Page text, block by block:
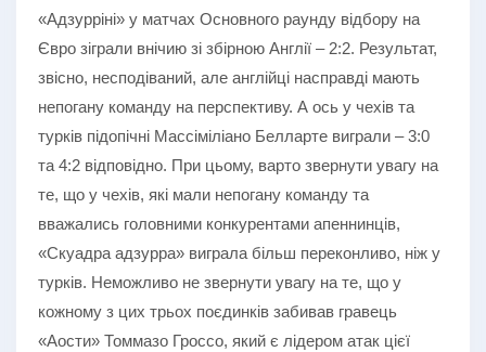
«Адзурріні» у матчах Основного раунду відбору на
Євро зіграли внічию зі збірною Англії – 2:2. Результат,
звісно, несподіваний, але англійці насправді мають
непогану команду на перспективу. А ось у чехів та
турків підопічні Массіміліано Белларте виграли – 3:0
та 4:2 відповідно. При цьому, варто звернути увагу на
те, що у чехів, які мали непогану команду та
вважались головними конкурентами апеннинців,
«Скуадра адзурра» виграла більш переконливо, ніж у
турків. Неможливо не звернути увагу на те, що у
кожному з цих трьох поєдинків забивав гравець
«Аости» Томмазо Гроссо, який є лідером атак цієї